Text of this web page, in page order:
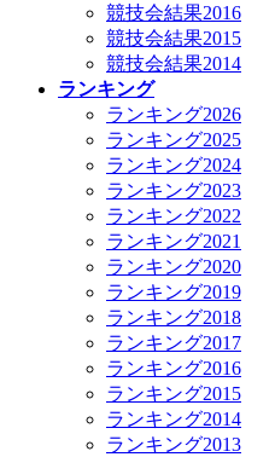
競技会結果2016
競技会結果2015
競技会結果2014
ランキング
ランキング2026
ランキング2025
ランキング2024
ランキング2023
ランキング2022
ランキング2021
ランキング2020
ランキング2019
ランキング2018
ランキング2017
ランキング2016
ランキング2015
ランキング2014
ランキング2013